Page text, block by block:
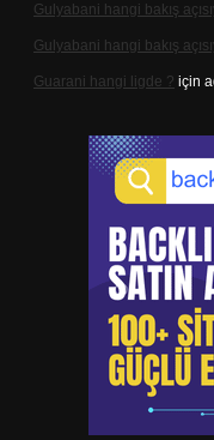
Gulyabani hangi bakış
Gulyabani hangi bakış
Guarani hangi ligde ? için